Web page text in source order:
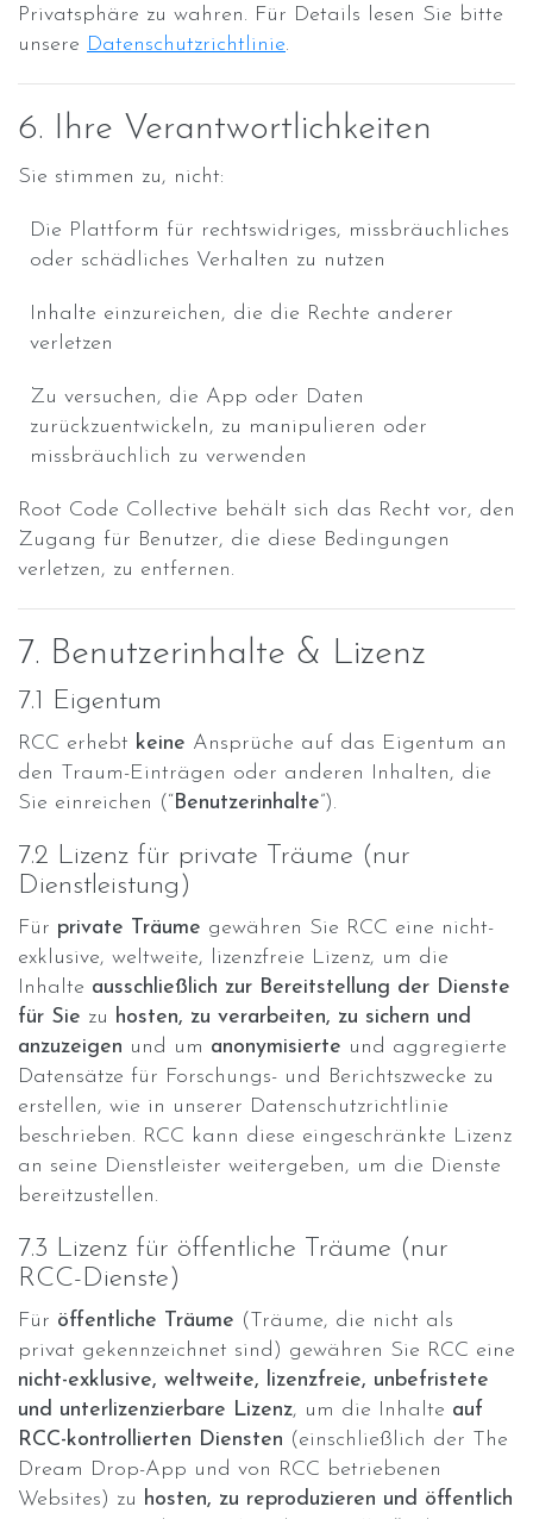
Privatsphäre zu wahren. Für Details lesen Sie bitte
unsere Datenschutzrichtlinie.
6. Ihre Verantwortlichkeiten
Sie stimmen zu, nicht:
Die Plattform für rechtswidriges, missbräuchliches
oder schädliches Verhalten zu nutzen
Inhalte einzureichen, die die Rechte anderer
verletzen
Zu versuchen, die App oder Daten
zurückzuentwickeln, zu manipulieren oder
missbräuchlich zu verwenden
Root Code Collective behält sich das Recht vor, den
Zugang für Benutzer, die diese Bedingungen
verletzen, zu entfernen.
7. Benutzerinhalte & Lizenz
7.1 Eigentum
RCC erhebt keine Ansprüche auf das Eigentum an
den Traum-Einträgen oder anderen Inhalten, die
Sie einreichen (“Benutzerinhalte”).
7.2 Lizenz für private Träume (nur
Dienstleistung)
Für private Träume gewähren Sie RCC eine nicht-
exklusive, weltweite, lizenzfreie Lizenz, um die
Inhalte ausschließlich zur Bereitstellung der Dienste
für Sie zu hosten, zu verarbeiten, zu sichern und
anzuzeigen und um anonymisierte und aggregierte
Datensätze für Forschungs- und Berichtszwecke zu
erstellen, wie in unserer Datenschutzrichtlinie
beschrieben. RCC kann diese eingeschränkte Lizenz
an seine Dienstleister weitergeben, um die Dienste
bereitzustellen.
7.3 Lizenz für öffentliche Träume (nur
RCC-Dienste)
Für öffentliche Träume (Träume, die nicht als
privat gekennzeichnet sind) gewähren Sie RCC eine
nicht-exklusive, weltweite, lizenzfreie, unbefristete
und unterlizenzierbare Lizenz, um die Inhalte auf
RCC-kontrollierten Diensten (einschließlich der The
Dream Drop-App und von RCC betriebenen
Websites) zu hosten, zu reproduzieren und öffentlich